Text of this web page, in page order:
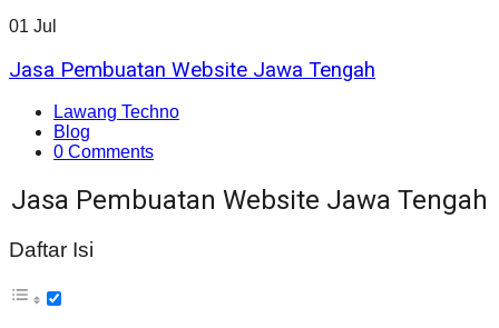
01 Jul
Jasa Pembuatan Website Jawa Tengah
Lawang Techno
Blog
0 Comments
Jasa Pembuatan Website Jawa Tengah
Daftar Isi